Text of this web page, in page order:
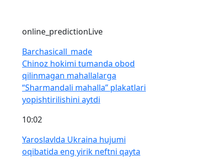
online_predictionLive
Barchasicall_made
Chinoz hokimi tumanda obod
qilinmagan mahallalarga
“Sharmandali mahalla” plakatlari
yopishtirilishini aytdi
10:02
Yaroslavlda Ukraina hujumi
oqibatida eng yirik neftni qayta